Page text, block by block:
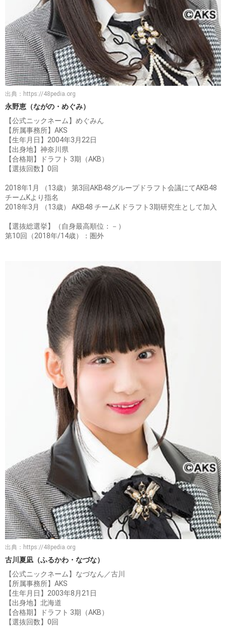
出典： https://48pedia.org
永野恵（ながの・めぐみ）
【公式ニックネーム】めぐみん
【所属事務所】AKS
【生年月日】2004年3月22日
【出身地】神奈川県
【合格期】ドラフト 3期（AKB）
【選抜回数】0回
2018年1月 （13歳） 第3回AKB48グループドラフト会議にてAKB48
チームKより指名
2018年3月 （13歳） AKB48 チームK ドラフト3期研究生として加入
【選抜総選挙】（自身最高順位：－）
第10回（2018年/14歳）：圏外
出典： https://48pedia.org
古川夏凪（ふるかわ・なづな）
【公式ニックネーム】なづなん／古川
【所属事務所】AKS
【生年月日】2003年8月21日
【出身地】北海道
【合格期】ドラフト 3期（AKB）
【選抜回数】0回